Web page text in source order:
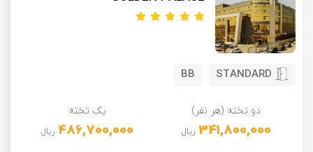
STANDARD
BB
دو تخته (هر نفر)
341,800,000 ریال
یک تخته
486,700,000 ریال